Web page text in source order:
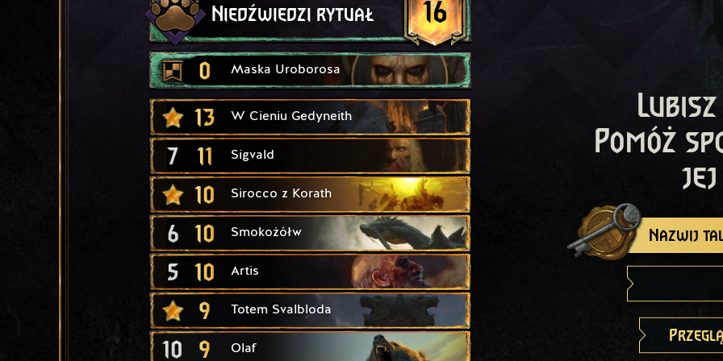
Niedźwiedzi rytuał 16
0 Maska Uroborosa
13 W Cieniu Gedyneith
7 11 Sigvald
10 Sirocco z Korath
6 10 Smokożółw
5 10 Artis
9 Totem Svalbloda
10 9 Olaf
Pomóż
jej
Nazwij